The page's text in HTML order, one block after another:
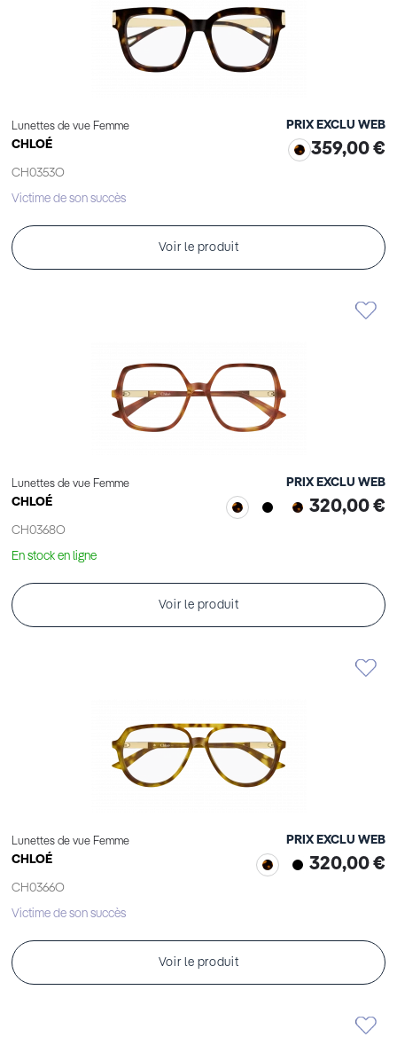
Lunettes de vue Femme
CHLOÉ
CH0353O
PRIX EXCLU WEB
359,00 €
Victime de son succès
Voir le produit
Lunettes de vue Femme
CHLOÉ
CH0368O
PRIX EXCLU WEB
320,00 €
En stock en ligne
Voir le produit
Lunettes de vue Femme
CHLOÉ
CH0366O
PRIX EXCLU WEB
320,00 €
Victime de son succès
Voir le produit